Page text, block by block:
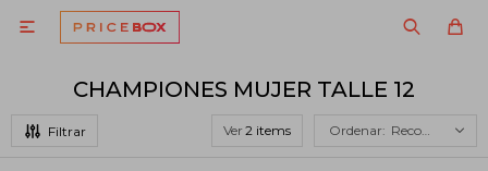

CHAMPIONES MUJER TALLE 12
Ver Recomendados